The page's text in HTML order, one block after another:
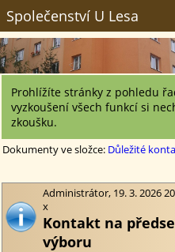
Společenství U Lesa
Prohlížíte stránky z pohledu
vyzkoušení všech funkcí si
zkoušku.
Dokumenty ve složce: Důležité
Administrátor, 19. 3. 2026
x
Kontakt na
výboru